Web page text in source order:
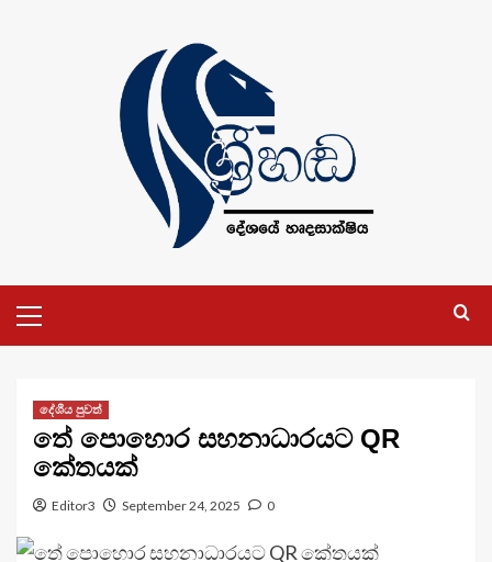
Menu
දේශීය පුවත්
තේ පොහොර සහනාධාරයට QR
කේතයක්
Editor3 September 24, 2025 0